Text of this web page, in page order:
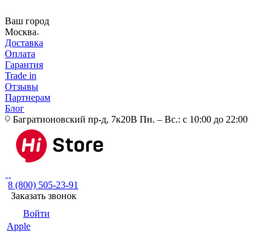
Ваш город
Москва
Доставка
Оплата
Гарантия
Trade in
Отзывы
Партнерам
Блог
Багратионовский пр-д, 7к20В Пн. – Вс.: с 10:00 до 22:00
8 (800) 505-23-91
Заказать звонок
Войти
Apple